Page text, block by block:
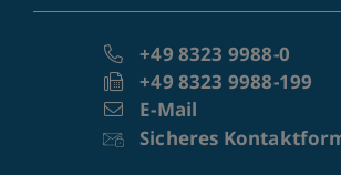
+49 8323 9988-0
+49 8323 9988-199
E-Mail
Sicheres